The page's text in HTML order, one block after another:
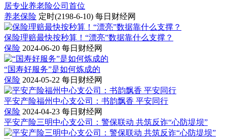
居专业养老险公司首位
养老保险 定时(2198-6-10) 每日财经网
保险理赔最快按秒算！“漂亮”数据靠什么支撑？
保险 2024-06-20 每日财经网
“国寿好服务”是如何炼成的
保险 2024-05-22 每日财经网
平安产险福州中心支公司：书韵飘香 平安同行
保险 2024-04-23 每日财经网
平安产险三明中心支公司：警保联动 共筑反诈“心防堤坝”